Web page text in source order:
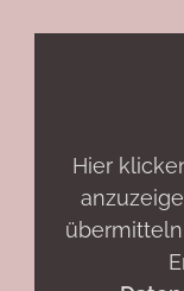
Hier